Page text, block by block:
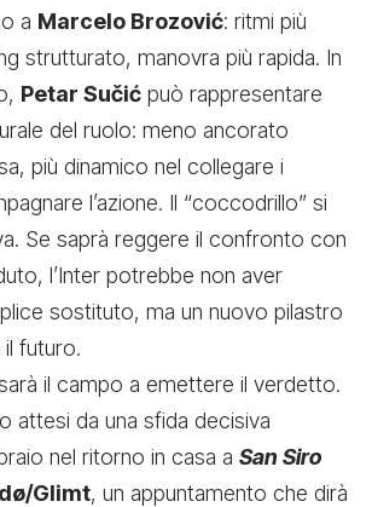
a Marcelo Brozović: ritmi più
strutturato, manovra più rapida. In
Petar Sučić può rappresentare
del ruolo: meno ancorato
più dinamico nel collegare i
l’azione. Il “coccodrillo” si
Se saprà reggere il confronto con
l’Inter potrebbe non aver
sostituto, ma un nuovo pilastro
futuro.
il campo a emettere il verdetto.
attesi da una sfida decisiva
nel ritorno in casa a San Siro
Glimt, un appuntamento che dirà